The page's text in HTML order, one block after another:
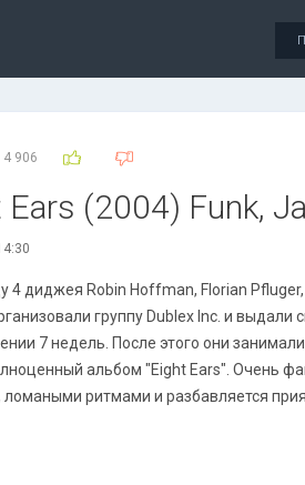
4 906
(2004) Funk,
4 диджея Robin Hoffman, Florian
группу Dublex Inc. и
7 недель. После этого они
альбом "Eight Ears". Очень
ломаными ритмами и разбавляется